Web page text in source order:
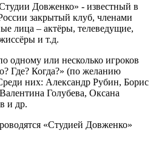
Довженко» - известный в
закрытый клуб, членами
лица – актёры, телеведущие,
и т.д.
одному или несколько игроков
Где? Когда?» (по желанию
них: Александр Рубин, Борис
Голубева, Оксана
и др.
«Студией Довженко»